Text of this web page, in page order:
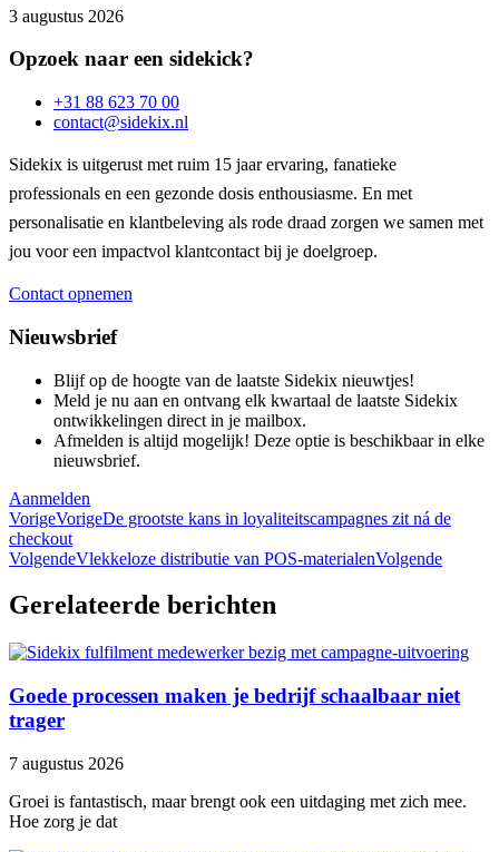
3 augustus 2026
Opzoek naar een sidekick?
+31 88 623 70 00
contact@sidekix.nl
Sidekix is uitgerust met ruim 15 jaar ervaring, fanatieke
professionals en een gezonde dosis enthousiasme. En met
personalisatie en klantbeleving als rode draad zorgen we samen met
jou voor een impactvol klantcontact bij je doelgroep.
Contact opnemen
Nieuwsbrief
Blijf op de hoogte van de laatste Sidekix nieuwtjes!
Meld je nu aan en ontvang elk kwartaal de laatste Sidekix
ontwikkelingen direct in je mailbox.
Afmelden is altijd mogelijk! Deze optie is beschikbaar in elke
nieuwsbrief.
Aanmelden
VorigeVorigeDe grootste kans in loyaliteitscampagnes zit ná de
checkout
VolgendeVlekkeloze distributie van POS-materialenVolgende
Gerelateerde berichten
Goede processen maken je bedrijf schaalbaar niet
trager
7 augustus 2026
Groei is fantastisch, maar brengt ook een uitdaging met zich mee.
Hoe zorg je dat